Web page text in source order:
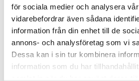
för sociala medier och analysera
vidarebefordrar även sådana
information från din enhet till de
annons- och analysföretag som vi
Dessa kan i sin tur kombinera
information som du har
- Skärm: 1,81 tum TFT (240 × 286)
- Bluetooth: 5.3 med samtalsfunktion
- Sensorer: puls, steg, sömn
- Batteri: 200 mAh (3–5 dagars
- Vattenskydd: IP65
Artikelnummer :128895